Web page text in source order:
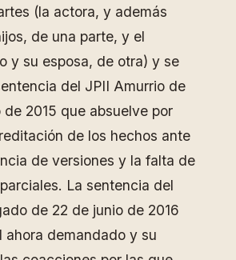
(la actora, y además
de una parte, y el
y su esposa, de otra) y se
del JPII Amurrio de
de 2015 que absuelve por
de los hechos ante
de versiones y la falta de
La sentencia del
de 22 de junio de 2016
ahora demandado y su